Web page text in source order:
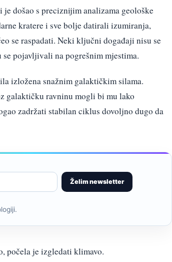
došao s preciznijim analizama geološke
kratere i sve bolje datirali izumiranja,
se raspadati. Neki ključni događaji nisu se
pojavljivali na pogrešnim mjestima.
izložena snažnim galaktičkim silama.
galaktičku ravninu mogli bi mu lako
zadržati stabilan ciklus dovoljno dugo da
Želim newsletter
počela je izgledati klimavo.